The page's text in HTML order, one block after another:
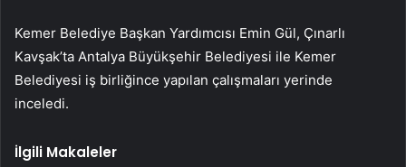
Kemer Belediye Başkan Yardımcısı Emin Gül, Çınarlı
Kavşak’ta Antalya Büyükşehir Belediyesi ile Kemer
Belediyesi iş birliğince yapılan çalışmaları yerinde
inceledi.
İlgili Makaleler